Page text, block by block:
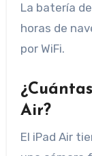
La batería
horas de
por WiFi.
Air?
El iPad Air